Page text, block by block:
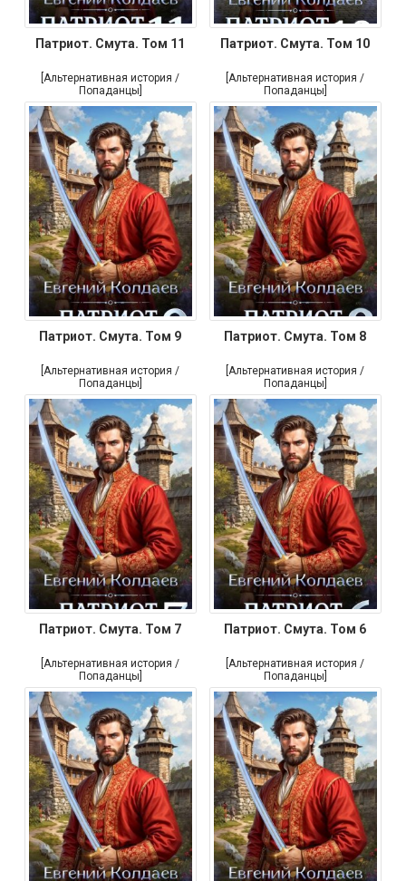
Патриот. Смута. Том 11
[Альтернативная история /
Попаданцы]
Патриот. Смута. Том 10
[Альтернативная история /
Попаданцы]
Патриот. Смута. Том 9
[Альтернативная история /
Попаданцы]
Патриот. Смута. Том 8
[Альтернативная история /
Попаданцы]
Патриот. Смута. Том 7
[Альтернативная история /
Попаданцы]
Патриот. Смута. Том 6
[Альтернативная история /
Попаданцы]